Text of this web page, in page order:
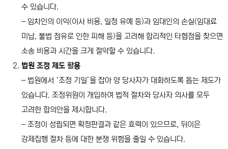
수 있습니다.
– 임차인의 이익(이사 비용, 일정 유예 등)과 임대인의 손실(임대료
미납, 불법 점유로 인한 피해 등)을 고려해 합리적인 타협점을 찾으면
소송 비용과 시간을 크게 절약할 수 있습니다.
법원 조정 제도 활용
– 법원에서 ‘조정 기일’을 잡아 양 당사자가 대화하도록 돕는 제도가
있습니다. 조정위원이 개입하여 법적 절차와 당사자 의사를 모두
고려한 합의안을 제시합니다.
– 조정이 성립되면 확정판결과 같은 효력이 있으므로, 뒤이은
강제집행 절차 등에 대한 분쟁 위험을 줄일 수 있습니다.